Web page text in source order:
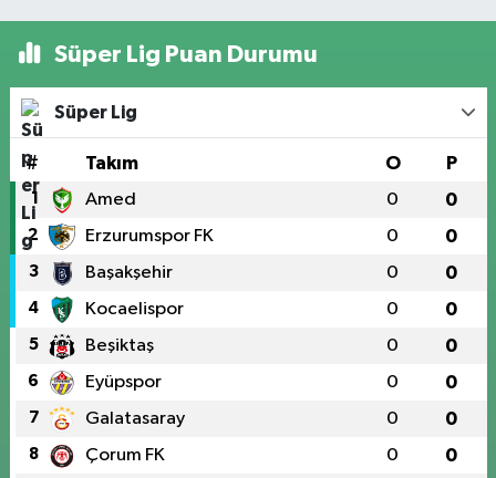
Süper Lig Puan Durumu
Süper Lig
# Takım O P
1 Amed 0 0
2 Erzurumspor FK 0 0
3 Başakşehir 0 0
4 Kocaelispor 0 0
5 Beşiktaş 0 0
6 Eyüpspor 0 0
7 Galatasaray 0 0
8 Çorum FK 0 0